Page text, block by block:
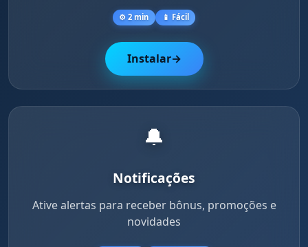
⚙️ 2 min 📱 Fácil
Instalar→
🔔
Notificações
Ative alertas para receber bônus, promoções e
novidades